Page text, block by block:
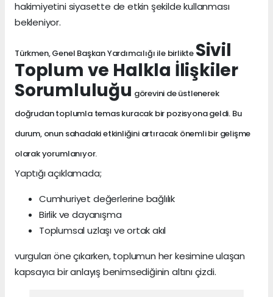
hakimiyetini siyasette de etkin şekilde kullanması
bekleniyor.
Türkmen, Genel Başkan Yardımcılığı ile birlikte Sivil
Toplum ve Halkla İlişkiler
Sorumluluğu görevini de üstlenerek
doğrudan toplumla temas kuracak bir pozisyona geldi. Bu
durum, onun sahadaki etkinliğini artıracak önemli bir gelişme
olarak yorumlanıyor.
Yaptığı açıklamada;
Cumhuriyet değerlerine bağlılık
Birlik ve dayanışma
Toplumsal uzlaşı ve ortak akıl
vurguları öne çıkarken, toplumun her kesimine ulaşan
kapsayıcı bir anlayış benimsediğinin altını çizdi.